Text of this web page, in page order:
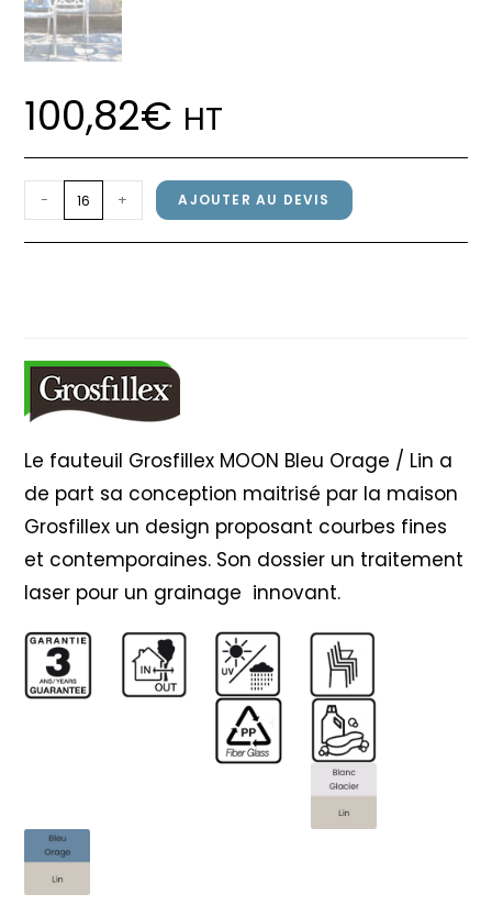
100,82€ HT
quantité
de
Fauteuil
Orage
Lin
- + AJOUTER AU DEVIS
Le fauteuil Grosfillex MOON Bleu Orage / Lin a
de part sa conception maitrisé par la maison
Grosfillex un design proposant courbes fines
et contemporaines. Son dossier un traitement
laser pour un grainage innovant.